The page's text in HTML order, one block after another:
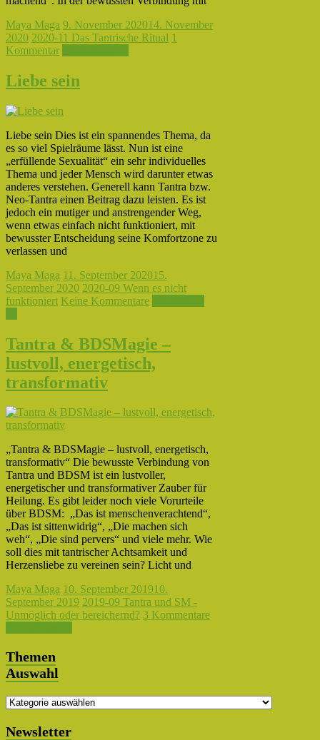
Maya Maga 9. November 202014. November
2020 2020-11 Das Tantrische Ritual 1
Kommentar
Liebe sein
Liebe sein Dies ist ein spannendes Thema, da
es so viel Spielräume lässt. Nun ist eine
„erfüllende Sexualität“ ein sehr individuelles
Thema und jeder Mensch wird darunter etwas
anderes verstehen. Generell kann Tantra bzw.
Neo-Tantra einen Beitrag dazu leisten. Es ist
jedoch ein mutiger und anstrengender Weg,
wenn etwas einfach nicht funktioniert, mit
bewusster Entscheidung seine Komfortzone zu
verlassen und
Maya Maga 11. September 202015.
September 2020 2020-09 Wenn es nicht
funktioniert Keine Kommentare
Tantra & BDSMagie –
lustvoll, energetisch,
transformativ
„Tantra & BDSMagie – lustvoll, energetisch,
transformativ“ Die bewusste Verbindung von
Tantra und BDSM ist ein lustvoller,
energetischer und transformativer Zauber für
Heilung. Es gibt leider noch viele Vorurteile
über BDSM: „Das ist menschenverachtend“,
„Das ist sittenwidrig“, „Die machen sich
weh“, „Die sind pervers“ und viele mehr. Wie
soll dies mit tantrischer Achtsamkeit und
Herzensliebe zu vereinen sein? Licht und
Maya Maga 10. September 201910.
September 2019 2019-09 Tantra und SM -
Unmöglich oder bereichernd? 3 Kommentare
Themen
Auswahl
Themen
Newsletter